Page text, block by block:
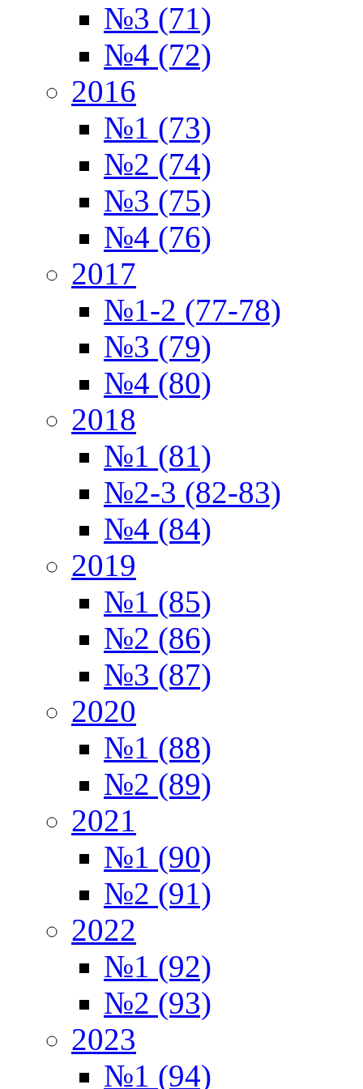
№3 (71)
№4 (72)
2016
№1 (73)
№2 (74)
№3 (75)
№4 (76)
2017
№1-2 (77-78)
№3 (79)
№4 (80)
2018
№1 (81)
№2-3 (82-83)
№4 (84)
2019
№1 (85)
№2 (86)
№3 (87)
2020
№1 (88)
№2 (89)
2021
№1 (90)
№2 (91)
2022
№1 (92)
№2 (93)
2023
№1 (94)